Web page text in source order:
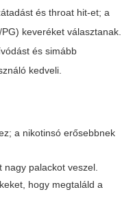
és throat hit-et; a
keveréket választanak.
és simább
kedveli.
a nikotinsó erősebbnek
palackot veszel.
hogy megtaláld a